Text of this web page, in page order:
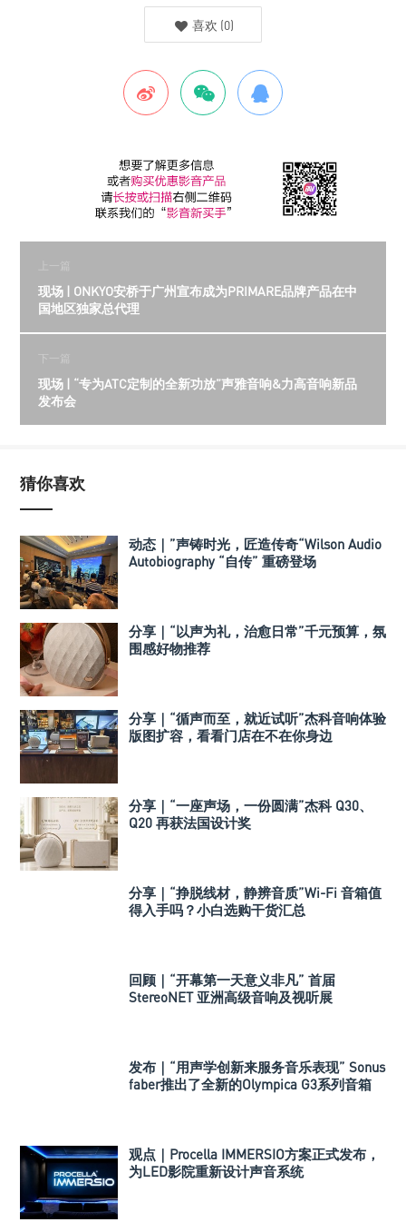
喜欢 (0)
上一篇
现场 | ONKYO安桥于广州宣布成为PRIMARE品牌产品在中
国地区独家总代理
下一篇
现场 | “专为ATC定制的全新功放”声雅音响&力高音响新品
发布会
猜你喜欢
动态｜”声铸时光，匠造传奇“Wilson Audio
Autobiography “自传” 重磅登场
分享｜“以声为礼，治愈日常”千元预算，氛
围感好物推荐
分享｜“循声而至，就近试听”杰科音响体验
版图扩容，看看门店在不在你身边
分享｜“一座声场，一份圆满”杰科 Q30、
Q20 再获法国设计奖
分享｜“挣脱线材，静辨音质”Wi-Fi 音箱值
得入手吗？小白选购干货汇总
回顾｜“开幕第一天意义非凡” 首届
StereoNET 亚洲高级音响及视听展
发布｜“用声学创新来服务音乐表现” Sonus
faber推出了全新的Olympica G3系列音箱
观点｜Procella IMMERSIO方案正式发布，
为LED影院重新设计声音系统